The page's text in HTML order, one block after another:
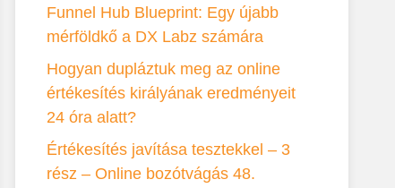
Funnel Hub Blueprint: Egy újabb
mérföldkő a DX Labz számára
Hogyan dupláztuk meg az online
értékesítés királyának eredményeit
24 óra alatt?
Értékesítés javítása tesztekkel – 3
rész – Online bozótvágás 48.